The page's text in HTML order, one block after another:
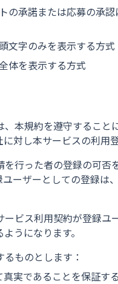
の承諾または応募の承
文字のみを表示する方式
体を表示する方式
本規約を遵守するこ
対し本サービスの利用
行った者の登録の可
ーザーとしての登録
ビス利用契約が登録
うになります。
ものとします：
実であることを保証する